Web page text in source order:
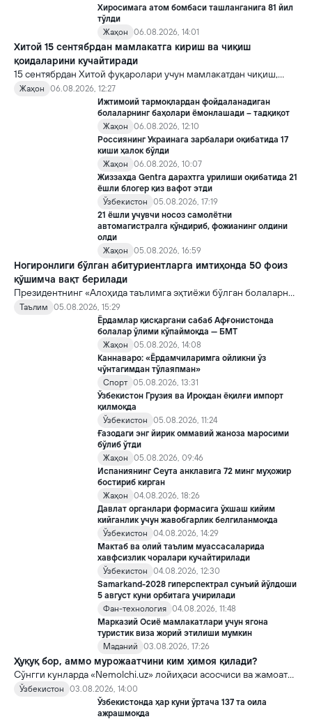
Хиросимага атом бомбаси ташланганига 81 йил
тўлди
Жаҳон
06.08.2026, 14:01
Хитой 15 сентябрдан мамлакатга кириш ва чиқиш
қоидаларини кучайтиради
15 сентябрдан Хитой фуқаролари учун мамлакатдан чиқиш,
хорижликлар учун эса Хитойга кириш тартиби бўйича янги
қоидалар кучга киради.
Жаҳон
06.08.2026, 12:27
Ижтимоий тармоқлардан фойдаланадиган
болаларнинг баҳолари ёмонлашади – тадқиқот
Жаҳон
06.08.2026, 12:10
Россиянинг Украинага зарбалари оқибатида 17
киши ҳалок бўлди
Жаҳон
06.08.2026, 10:07
Жиззахда Gentra дарахтга урилиши оқибатида 21
ёшли блогер қиз вафот этди
Ўзбекистон
05.08.2026, 17:19
21 ёшли учувчи носоз самолётни
автомагистралга қўндириб, фожианинг олдини
олди
Жаҳон
05.08.2026, 16:59
Ногиронлиги бўлган абитуриентларга имтиҳонда 50 фоиз
қўшимча вақт берилади
Президентнинг «Алоҳида таълимга эҳтиёжи бўлган болаларни
таълим ва ижтимоий хизматлар билан қамраб олиш тизимини
такомиллаштириш бўйича қўшимча чора-тадбирлар
тўғрисида»ги қарори билан инклюзив таълим соҳасида қатор
янги механизмлар жорий этилади.
Таълим
05.08.2026, 15:29
Ёрдамлар қисқаргани сабаб Афғонистонда
болалар ўлими кўпаймоқда — БМТ
Жаҳон
05.08.2026, 14:08
Каннаваро: «Ёрдамчиларимга ойликни ўз
чўнтагимдан тўлаяпман»
Спорт 05.08.2026, 13:31
Ўзбекистон Грузия ва Ироқдан ёқилғи импорт
қилмоқда
Ўзбекистон
05.08.2026, 11:24
Ғазодаги энг йирик оммавий жаноза маросими
бўлиб ўтди
Жаҳон
05.08.2026, 09:46
Испаниянинг Сеута анклавига 72 минг муҳожир
бостириб кирган
Жаҳон
04.08.2026, 18:26
Давлат органлари формасига ўхшаш кийим
кийганлик учун жавобгарлик белгиланмоқда
Ўзбекистон
04.08.2026, 14:29
Мактаб ва олий таълим муассасаларида
хавфсизлик чоралари кучайтирилади
Ўзбекистон
04.08.2026, 12:30
Samarkand-2028 гиперспектрал сунъий йўлдоши
5 август куни орбитага учирилади
Фан-технология 04.08.2026, 11:48
Марказий Осиё мамлакатлари учун ягона
туристик виза жорий этилиши мумкин
Маданий
03.08.2026, 17:26
Ҳуқуқ бор, аммо мурожаатчини ким ҳимоя қилади?
Сўнгги кунларда «Nemolchi.uz» лойиҳаси асосчиси ва жамоат
фаоли Ирина Матвиенко билан боғлиқ воқеа жамоатчиликда
кенг муҳокама қилинмоқда.
Ўзбекистон
03.08.2026, 14:00
Ўзбекистонда ҳар куни ўртача 137 та оила
ажрашмоқда